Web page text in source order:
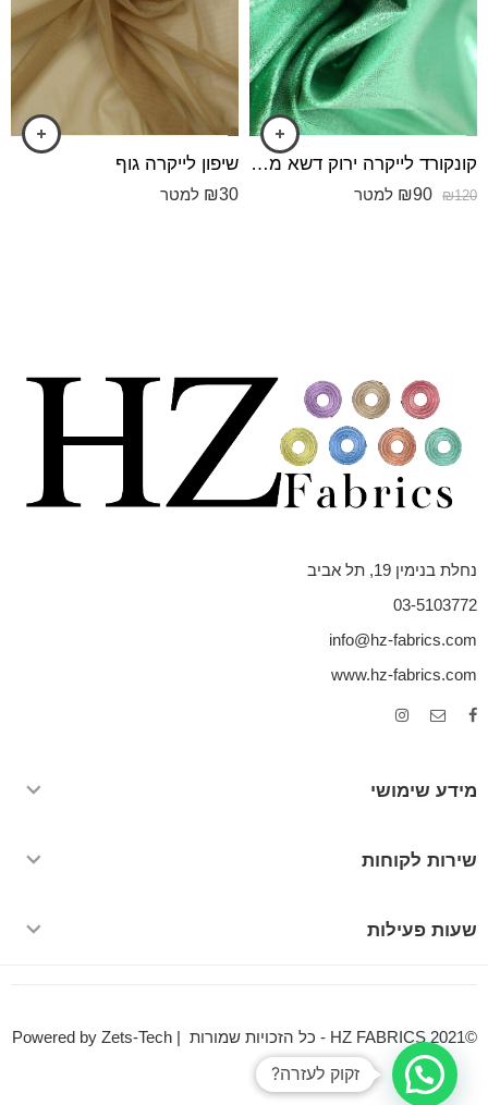
קונקורד לייקרה ירוק דשא מבריק
₪120
₪90 למטר
שיפון לייקרה גוף
₪30 למטר
נחלת בנימין 19, תל אביב
03-5103772
info@hz-fabrics.com
www.hz-fabrics.com
מידע שימושי
שירות לקוחות
שעות פעילות
©HZ FABRICS 2021 - כל הזכויות שמורות | Powered by Zets-Tech
זקוק לעזרה?